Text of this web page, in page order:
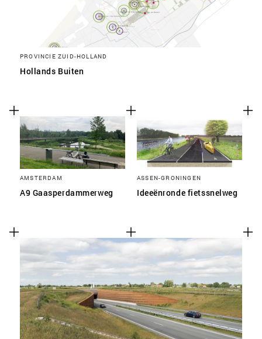
PROVINCIE ZUID-HOLLAND
Hollands Buiten
AMSTERDAM
A9 Gaasperdammerweg
ASSEN-GRONINGEN
Ideeënronde fietssnelweg